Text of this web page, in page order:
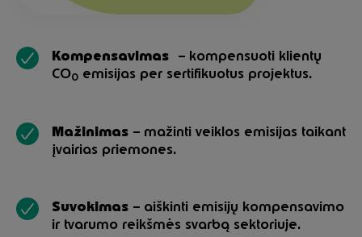
Kompensavimas – kompensuoti klientų
CO0 emisijas per sertifikuotus projektus.
Mažinimas – mažinti veiklos emisijas taikant
įvairias priemones.
Suvokimas – aiškinti emisijų kompensavimo
ir tvarumo reikšmės svarbą sektoriuje.